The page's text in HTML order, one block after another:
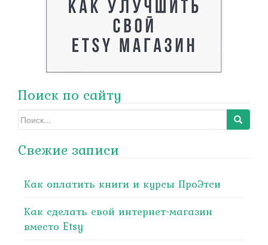
Поиск по сайту
Search
for:
Свежие записи
Как оплатить книги и курсы ПроЭтси
Как сделать свой интернет-магазин
вместо Etsy